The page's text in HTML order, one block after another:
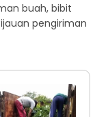
buah, bibit
pengiriman